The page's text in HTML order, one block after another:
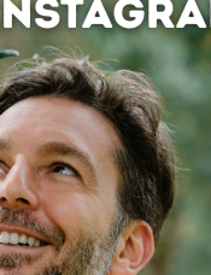
briller en soirée !
que les liens sont
quoi la fête est moins
hasard!